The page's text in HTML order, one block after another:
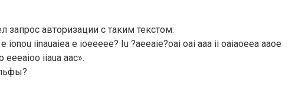
запрос авторизации с таким текстом:
ionou iinauaiea e ioeeeee? Iu ?aeeaie?oai oai aaa ii oaiaoeea aaoe
eeeaioo iiaua aac».